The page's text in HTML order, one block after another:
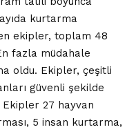
kurtarma
ekipler, toplam 48
fazla müdahale
oldu. Ekipler, çeşitli
güvenli şekilde
27 hayvan
5 insan kurtarma,